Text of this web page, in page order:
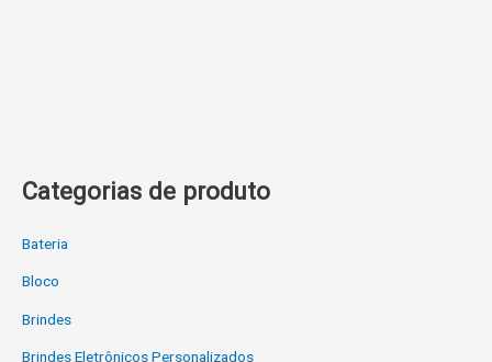
Categorias de produto
Bateria
Bloco
Brindes
Brindes Eletrônicos Personalizados